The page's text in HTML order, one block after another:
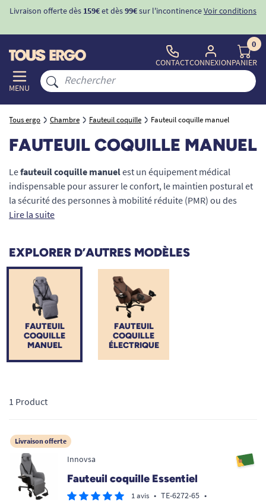
Livraison offerte dès 159€et dès99€sur l'incontinenceVoir conditions
MENU
CONTACTCONNEXION
0
PANIER
Tous ergo Chambre Fauteuil coquille Fauteuil coquille manuel
FAUTEUIL COQUILLE MANUEL
Lefauteuil coquille manuelest un équipement médical
indispensable pour assurer le confort, le maintien postural et
la sécurité des personnes à mobilité réduite (PMR) ou des
seniors ayant perdu leur autonomie. Réglable sans effort
d'incliner l'assise et le dossier pour varier les positions de
repos et soulager les points de pression. Chez
chaque modèle est conçu avec une expertise gériatrique pour
prévenir les risques d'escarres et faciliter le travail des aidants
au quotidien, tout en garantissant un environnement
sécurisant pour le patient.
Lire la suite
EXPLORER D’AUTRES MODÈLES
FAUTEUIL
COQUILLE
MANUEL
FAUTEUIL
COQUILLE
ÉLECTRIQUE
1 Product
Livraison offerte
Innovsa
Fauteuil coquille Essentiel
1 avis • TE-6272-65 •